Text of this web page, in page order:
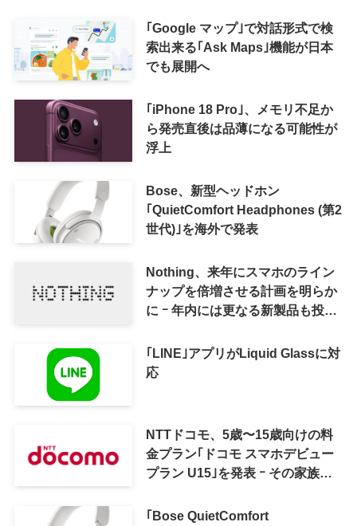
｢Google マップ｣で対話形式で検
索出来る｢Ask Maps｣機能が日本
でも展開へ
｢iPhone 18 Pro｣、メモリ不足か
ら発売直後は品薄になる可能性が
浮上
Bose、新型ヘッドホン
｢QuietComfort Headphones (第2
世代)｣を海外で発表
Nothing、来年にスマホのライン
ナップを倍増させる計画を明らか
に ｰ 年内には更なる新製品も投入
｢LINE｣アプリがLiquid Glassに対
応
NTTドコモ、5歳〜15歳向けの料
金プラン｢ドコモ スマホデビュー
プラン U15｣を発表 ｰ その家族が
｢Bose QuietComfort